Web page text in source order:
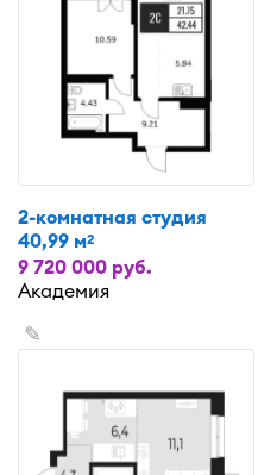
2-комнатная студия
40,99 м2
9 720 000 руб.
Академия
✎